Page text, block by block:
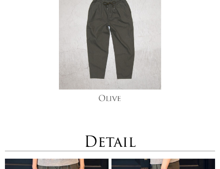
Detail